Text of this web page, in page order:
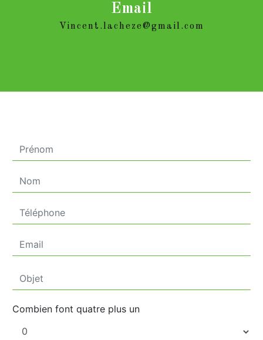
Email
vincent.lacheze@gmail.com
Combien font quatre plus un